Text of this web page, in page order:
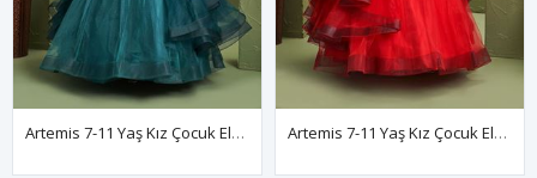
Artemis 7-11 Yaş Kız Çocuk Elbise 30163 Yeşil Artemis 7-11 Yaş Kız Çocuk Elbise 30163 Kırmızı